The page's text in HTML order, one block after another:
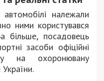
належали
ними користувався
більше, посадовець
засоби офіційні
на охоронювану